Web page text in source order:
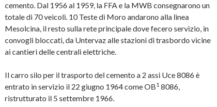
cemento. Dal 1956 al 1959, la FFA e la MWB consegnarono un
totale di 70 veicoli. 10 Teste di Moro andarono alla linea
Mesolcina, il resto sulla rete principale dove fecero servizio, in
convogli bloccati, da Untervaz alle stazioni di trasbordo vicine
ai cantieri delle centrali elettriche.
Il carro silo per il trasporto del cemento a 2 assi Uce 8086 è
entrato in servizio il 22 giugno 1964 come OB1 8086,
ristrutturato il 5 settembre 1966.